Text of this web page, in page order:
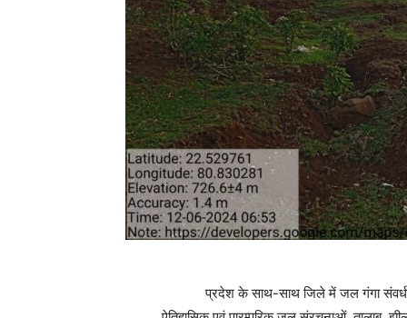
प्रदेश के साथ-साथ जिले में जल गंगा संवर्धन